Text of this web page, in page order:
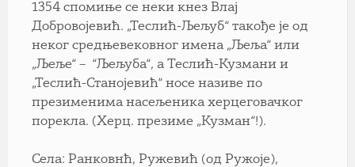
1354 спомиње се неки кнез Влај
Добровојевић. „Теслић-Љељуб“ такође је од
неког средњевековног имена „Љеља“ или
„Љеље“ – “Љељуба“, а Теслић-Кузмани и
„Теслић-Станојевић“ носе називе по
презименима насељеника херцеговачког
порекла. (Херц. презиме „Кузман“!).
Села: Ранковнћ, Ружевић (од Ружоје),